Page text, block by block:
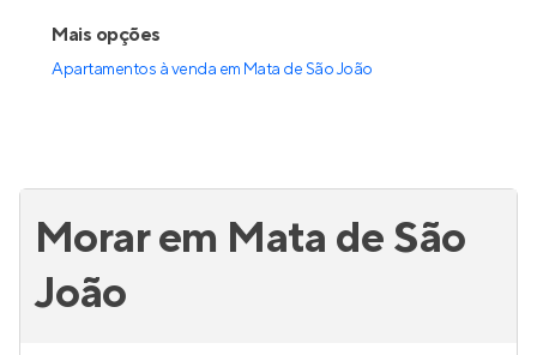
Mais opções
Apartamentos à venda em Mata de São João
Morar em Mata de São
João